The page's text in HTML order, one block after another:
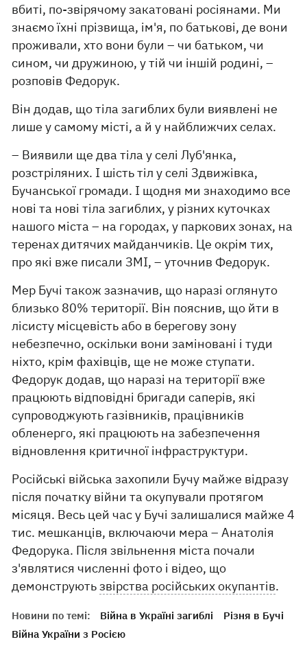
вбиті, по-звірячому закатовані росіянами. Ми
знаємо їхні прізвища, ім'я, по батькові, де вони
проживали, хто вони були – чи батьком, чи
сином, чи дружиною, у тій чи іншій родині, –
розповів Федорук.
Він додав, що тіла загиблих були виявлені не
лише у самому місті, а й у найближчих селах.
– Виявили ще два тіла у селі Луб'янка,
розстріляних. І шість тіл у селі Здвижівка,
Бучанської громади. І щодня ми знаходимо все
нові та нові тіла загиблих, у різних куточках
нашого міста – на городах, у паркових зонах, на
теренах дитячих майданчиків. Це окрім тих,
про які вже писали ЗМІ, – уточнив Федорук.
Мер Бучі також зазначив, що наразі оглянуто
близько 80% території. Він пояснив, що йти в
лісисту місцевість або в берегову зону
небезпечно, оскільки вони заміновані і туди
ніхто, крім фахівців, ще не може ступати.
Федорук додав, що наразі на території вже
працюють відповідні бригади саперів, які
супроводжують газівників, працівників
обленерго, які працюють на забезпечення
відновлення критичної інфраструктури.
Російські війська захопили Бучу майже відразу
після початку війни та окупували протягом
місяця. Весь цей час у Бучі залишалися майже 4
тис. мешканців, включаючи мера – Анатолія
Федорука. Після звільнення міста почали
з'являтися численні фото і відео, що
демонструютьзвірства російських окупантів.
Новини по темі: Війна в Україні загиблі
Різня в Бучі
Війна України з Росією